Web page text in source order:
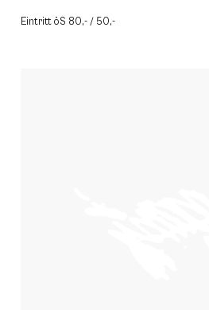
Eintritt öS 80,- / 50,-